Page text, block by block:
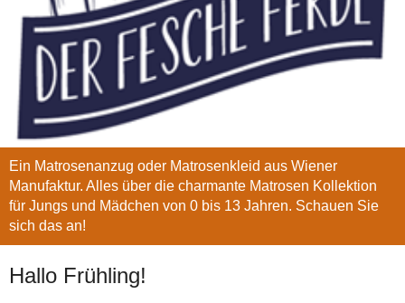
Ein Matrosenanzug oder Matrosenkleid aus Wiener
Manufaktur. Alles über die charmante Matrosen Kollektion
für Jungs und Mädchen von 0 bis 13 Jahren. Schauen Sie
sich das an!
Hallo Frühling!